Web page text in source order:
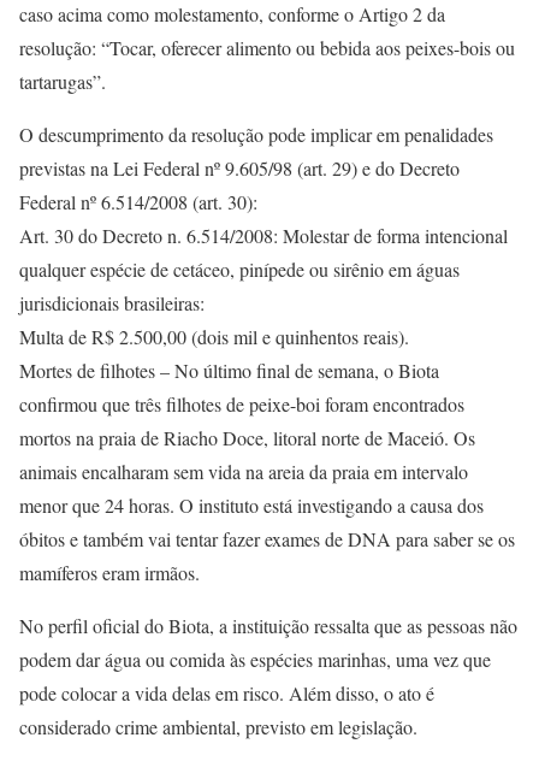
caso acima como molestamento, conforme o Artigo 2 da
resolução: “Tocar, oferecer alimento ou bebida aos peixes-bois ou
tartarugas”.
O descumprimento da resolução pode implicar em penalidades
previstas na Lei Federal nº 9.605/98 (art. 29) e do Decreto
Federal nº 6.514/2008 (art. 30):
Art. 30 do Decreto n. 6.514/2008: Molestar de forma intencional
qualquer espécie de cetáceo, pinípede ou sirênio em águas
jurisdicionais brasileiras:
Multa de R$ 2.500,00 (dois mil e quinhentos reais).
Mortes de filhotes – No último final de semana, o Biota
confirmou que três filhotes de peixe-boi foram encontrados
mortos na praia de Riacho Doce, litoral norte de Maceió. Os
animais encalharam sem vida na areia da praia em intervalo
menor que 24 horas. O instituto está investigando a causa dos
óbitos e também vai tentar fazer exames de DNA para saber se os
mamíferos eram irmãos.
No perfil oficial do Biota, a instituição ressalta que as pessoas não
podem dar água ou comida às espécies marinhas, uma vez que
pode colocar a vida delas em risco. Além disso, o ato é
considerado crime ambiental, previsto em legislação.